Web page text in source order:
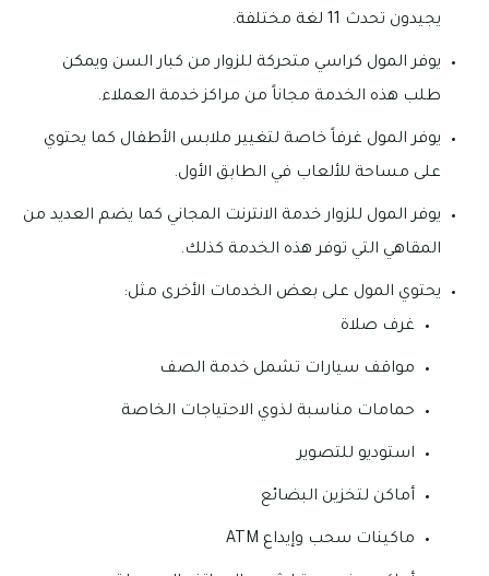
يجيدون تحدث 11 لغة مختلفة.
يوفر المول كراسي متحركة للزوار من كبار السن ويمكن
طلب هذه الخدمة مجاناً من مراكز خدمة العملاء.
يوفر المول غرفاً خاصة لتغيير ملابس الأطفال كما يحتوي
على مساحة للألعاب في الطابق الأول.
يوفر المول للزوار خدمة الانترنت المجاني كما يضم العديد من
المقاهي التي توفر هذه الخدمة كذلك.
يحتوي المول على بعض الخدمات الأخرى مثل:
غرف صلاة
مواقف سيارات تشمل خدمة الصف
حمامات مناسبة لذوي الاحتياجات الخاصة
استوديو للتصوير
أماكن لتخزين البضائع
ماكينات سحب وإيداع ATM